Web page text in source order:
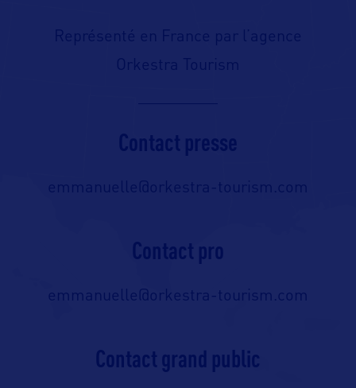
Représenté en France par l’agence
Contact presse
emmanuelle@orkestra-tourism.com
Contact pro
emmanuelle@orkestra-tourism.com
Contact grand public